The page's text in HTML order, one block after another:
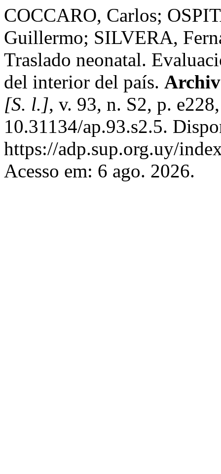
COCCARO, Carlos;
Guillermo; SILVERA,
Traslado neonatal.
del interior del país.
[S. l.], v. 93, n. S2, p.
10.31134/ap.93.s2.5.
https://adp.sup.org.uy/
Acesso em: 6 ago. 2026.